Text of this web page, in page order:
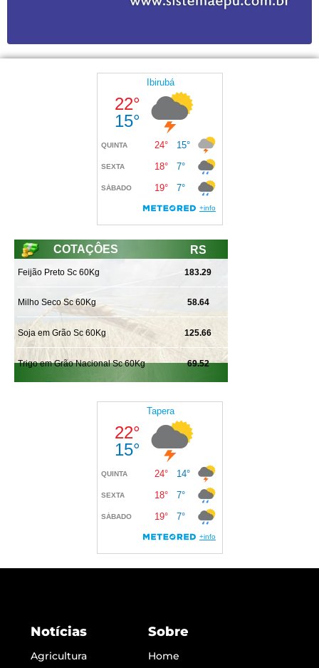
Notícias
Agricultura
Sobre
Home